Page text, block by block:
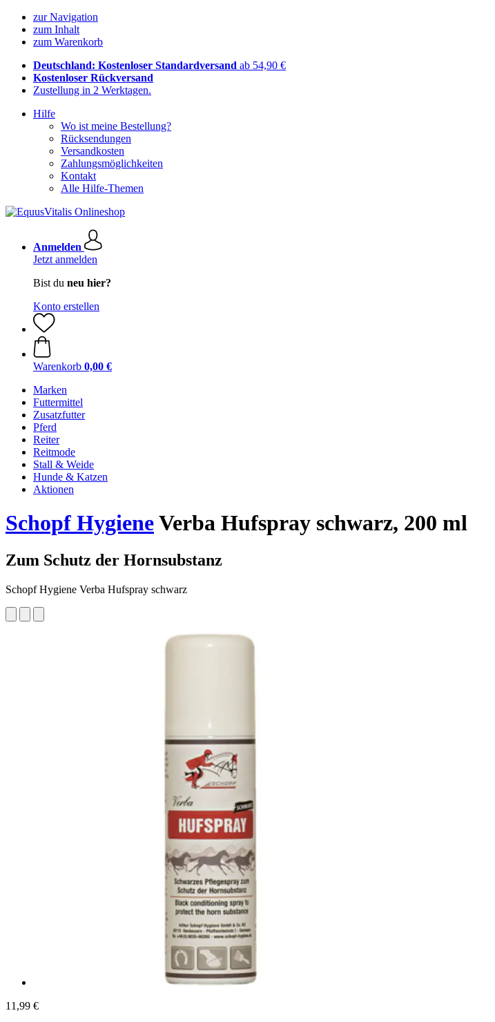
zur Navigation
zum Inhalt
zum Warenkorb
Deutschland: Kostenloser Standardversand ab 54,90 €
Kostenloser Rückversand
Zustellung in 2 Werktagen.
Hilfe
Wo ist meine Bestellung?
Rücksendungen
Versandkosten
Zahlungsmöglichkeiten
Kontakt
Alle Hilfe-Themen
Anmelden
Jetzt anmelden
Bist du neu hier?
Konto erstellen
Warenkorb 0,00 €
Marken
Futtermittel
Zusatzfutter
Pferd
Reiter
Reitmode
Stall & Weide
Hunde & Katzen
Aktionen
Schopf HygieneVerba Hufspray schwarz, 200 ml
Zum Schutz der Hornsubstanz
Schopf Hygiene Verba Hufspray schwarz
11,99 €